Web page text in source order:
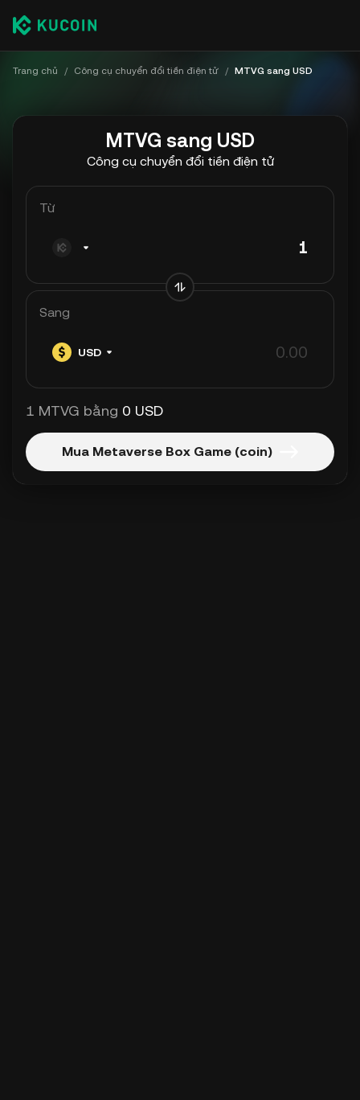
Trang chủ / Công cụ chuyển đổi tiền điện tử / MTVG sang USD
MTVG sang USD
Công cụ chuyển đổi tiền điện tử
Từ
Sang
USD
1 MTVG bằng 0 USD
Mua Metaverse Box Game (coin)